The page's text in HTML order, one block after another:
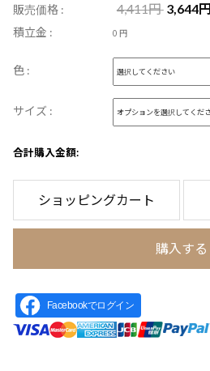
販売価格 : 4,411円 3,644円
積立金 : 0 円
色 :
サイズ :
合計購入金額:
ショッピングカート
購入する
Facebookでログイン